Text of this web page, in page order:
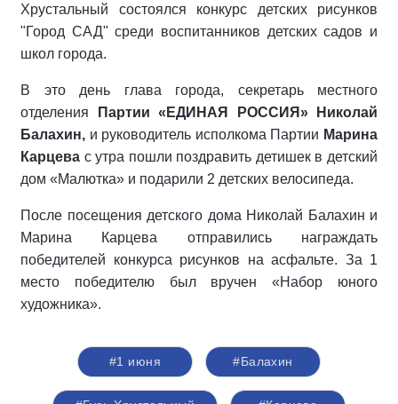
Хрустальный состоялся конкурс детских рисунков
"Город САД" среди воспитанников детских садов и
школ города.
В это день глава города, секретарь местного
отделения
Партии «ЕДИНАЯ РОССИЯ» Николай
Балахин, и руководитель исполкома Партии Марина
Карцева с утра пошли поздравить детишек в детский
дом «Малютка» и подарили 2 детских велосипеда.
После посещения детского дома Николай Балахин и
Марина Карцева отправились награждать
победителей конкурса рисунков на асфальте. За 1
место победителю был вручен «Набор юного
художника».
#1 июня #Балахин